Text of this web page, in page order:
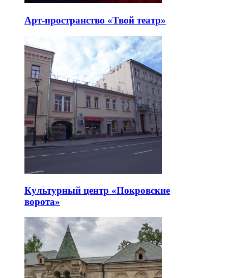
Арт-пространство «Твой театр»
Культурный центр «Покровские
ворота»